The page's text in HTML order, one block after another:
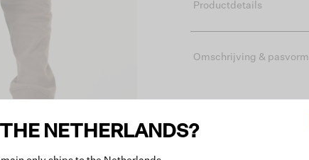
Productdetails
Omschrijving & pasvorm
NETHERLANDS?